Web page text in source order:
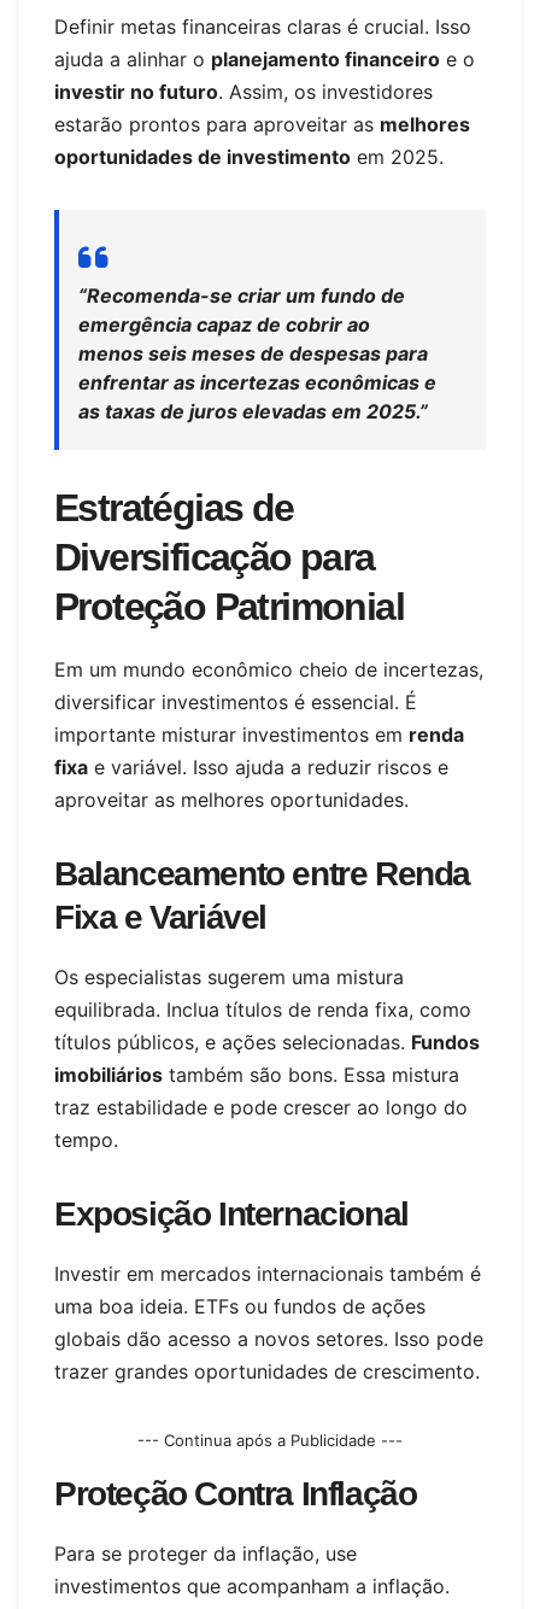
Definir metas financeiras claras é crucial. Isso
ajuda a alinhar o planejamento financeiro e o
investir no futuro. Assim, os investidores
estarão prontos para aproveitar as melhores
oportunidades de investimento em 2025.
“Recomenda-se criar um fundo de
emergência capaz de cobrir ao
menos seis meses de despesas para
enfrentar as incertezas econômicas e
as taxas de juros elevadas em 2025.”
Estratégias de
Diversificação para
Proteção Patrimonial
Em um mundo econômico cheio de incertezas,
diversificar investimentos é essencial. É
importante misturar investimentos em renda
fixa e variável. Isso ajuda a reduzir riscos e
aproveitar as melhores oportunidades.
Balanceamento entre Renda
Fixa e Variável
Os especialistas sugerem uma mistura
equilibrada. Inclua títulos de renda fixa, como
títulos públicos, e ações selecionadas. Fundos
imobiliários também são bons. Essa mistura
traz estabilidade e pode crescer ao longo do
tempo.
Exposição Internacional
Investir em mercados internacionais também é
uma boa ideia. ETFs ou fundos de ações
globais dão acesso a novos setores. Isso pode
trazer grandes oportunidades de crescimento.
--- Continua após a Publicidade ---
Proteção Contra Inflação
Para se proteger da inflação, use
investimentos que acompanham a inflação.